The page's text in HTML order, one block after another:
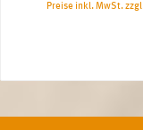
Preise inkl. MwSt.